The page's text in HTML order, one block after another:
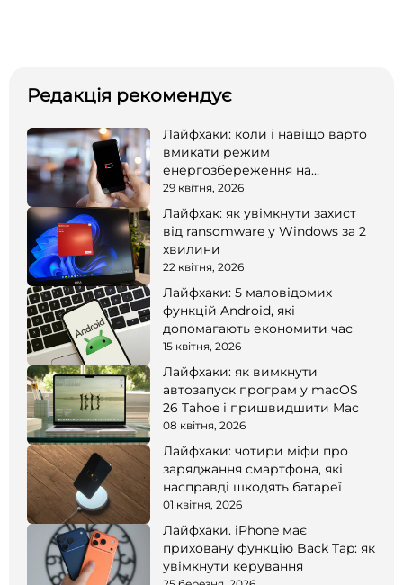
Редакція рекомендує
Лайфхаки: коли і навіщо варто
вмикати режим
енергозбереження на
смартфоні
29 квітня, 2026
Лайфхак: як увімкнути захист
від ransomware у Windows за 2
хвилини
22 квітня, 2026
Лайфхаки: 5 маловідомих
функцій Android, які
допомагають економити час
15 квітня, 2026
Лайфхаки: як вимкнути
автозапуск програм у macOS
26 Tahoe і пришвидшити Mac
08 квітня, 2026
Лайфхаки: чотири міфи про
заряджання смартфона, які
насправді шкодять батареї
01 квітня, 2026
Лайфхаки. iPhone має
приховану функцію Back Tap: як
увімкнути керування